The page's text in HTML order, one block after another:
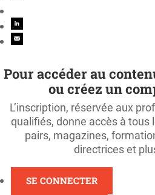
Pour accéder au
ou créez un
L’inscription, réservée aux
qualifiés, donne accès à tous
pairs, magazines,
directrices et
SE CONNECTER